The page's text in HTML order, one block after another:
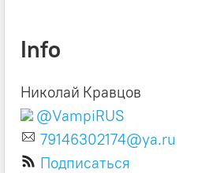
Info
Николай Кравцов
@VampiRUS
79146302174@ya.ru
Подписаться